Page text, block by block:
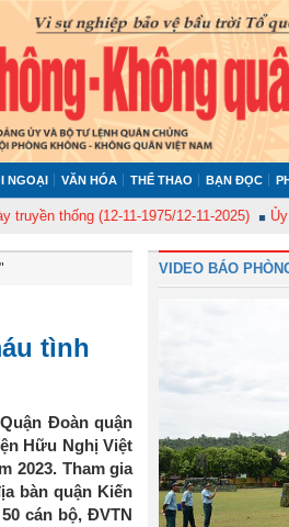
NGOẠI VĂN HÓA THỂ THAO BẠN ĐỌC
(12-11-1975/12-11-2025) Ủy ban
tình
Đoàn quận
Hữu Nghị Việt
2023. Tham gia
bàn quận Kiến
cán bộ, ĐVTN
VIDEO BÁO